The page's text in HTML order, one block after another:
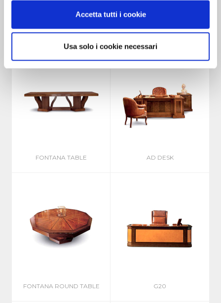
Accetta tutti i cookie
Usa solo i cookie necessari
CARTOGRAFO G7 TABLE
FONTANA TABLE AD DESK
FONTANA ROUND TABLE G20